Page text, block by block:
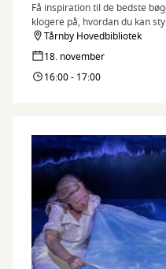
Få inspiration til de bedste
klogere på, hvordan du kan
Tårnby Hovedbibliotek
18. november
16:00 - 17:00